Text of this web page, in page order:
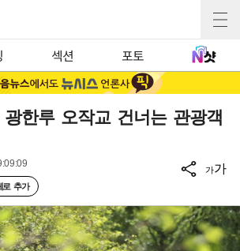
섹션 포토
한루 오작교 건너는 관광객
로 추가
가가